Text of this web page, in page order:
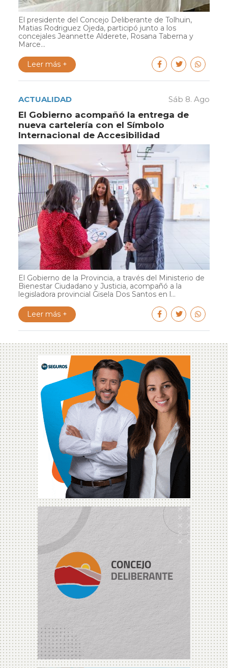
El presidente del Concejo Deliberante de Tolhuin,
Matias Rodriguez Ojeda, participó junto a los
concejales Jeannette Alderete, Rosana Taberna y
Marce...
Leer más +
ACTUALIDAD Sáb 8. Ago
El Gobierno acompañó la entrega de
nueva cartelería con el Símbolo
Internacional de Accesibilidad
El Gobierno de la Provincia, a través del Ministerio de
Bienestar Ciudadano y Justicia, acompañó a la
legisladora provincial Gisela Dos Santos en l...
Leer más +